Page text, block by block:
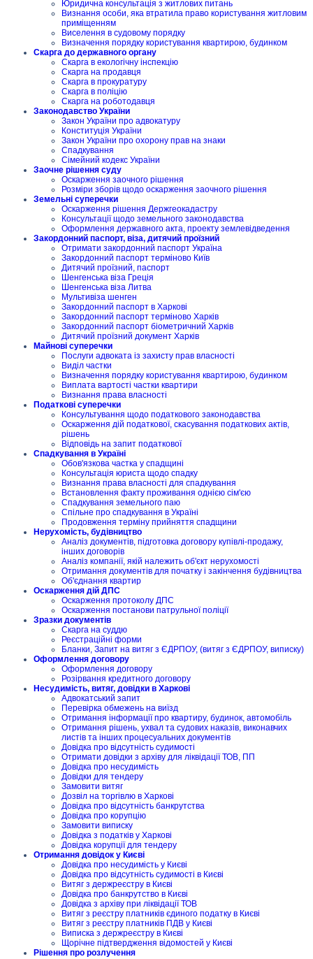
Юридична консультація з житлових питань
Визнання особи, яка втратила право користування житловим
приміщенням
Виселення в судовому порядку
Визначення порядку користування квартирою, будинком
Скарга до державного органу
Скарга в екологічну інспекцію
Скарга на продавця
Скарга в прокуратуру
Скарга в поліцію
Скарга на роботодавця
Законодавство України
Закон України про адвокатуру
Конституція України
Закон України про охорону прав на знаки
Спадкування
Сімейний кодекс України
Заочне рішення суду
Оскарження заочного рішення
Розміри зборів щодо оскарження заочного рішення
Земельні суперечки
Оскарження рішення Держгеокадастру
Консультації щодо земельного законодавства
Оформлення державного акта, проекту землевідведення
Закордонний паспорт, віза, дитячий проїзний
Отримати закордонний паспорт Україна
Закордонний паспорт терміново Київ
Дитячий проїзний, паспорт
Шенгенська віза Греція
Шенгенська віза Литва
Мультивіза шенген
Закордонний паспорт в Харкові
Закордонний паспорт терміново Харків
Закордонний паспорт біометричний Харків
Дитячий проїзний документ Харків
Майнові суперечки
Послуги адвоката із захисту прав власності
Виділ частки
Визначення порядку користування квартирою, будинком
Виплата вартості частки квартири
Визнання права власності
Податкові суперечки
Консультування щодо податкового законодавства
Оскарження дій податкової, скасування податкових актів,
рішень
Відповідь на запит податкової
Спадкування в Україні
Обов'язкова частка у спадщині
Консультація юриста щодо спадку
Визнання права власності для спадкування
Встановлення факту проживання однією сім'єю
Спадкування земельного паю
Спільне про спадкування в Україні
Продовження терміну прийняття спадщини
Нерухомість, будівництво
Аналіз документів, підготовка договору купівлі-продажу,
інших договорів
Аналіз компанії, якій належить об'єкт нерухомості
Отримання документів для початку і закінчення будівництва
Об'єднання квартир
Оскарження дій ДПС
Оскарження протоколу ДПС
Оскарження постанови патрульної поліції
Зразки документів
Скарга на суддю
Реєстраційні форми
Бланки, Запит на витяг з ЄДРПОУ, (витяг з ЄДРПОУ, виписку)
Оформлення договору
Оформлення договору
Розірвання кредитного договору
Несудимість, витяг, довідки в Харкові
Адвокатський запит
Перевірка обмежень на виїзд
Отримання інформації про квартиру, будинок, автомобіль
Отримання рішень, ухвал та судових наказів, виконавчих
листів та інших процесуальних документів
Довідка про відсутність судимості
Отримати довідки з архіву для ліквідації ТОВ, ПП
Довідка про несудимість
Довідки для тендеру
Замовити витяг
Дозвіл на торгівлю в Харкові
Довідка про відсутність банкрутства
Довідка про корупцію
Замовити виписку
Довідка з податків у Харкові
Довідка корупції для тендеру
Отримання довідок у Києві
Довідка про несудимість у Києві
Довідка про відсутність судимості в Києві
Витяг з держреєстру в Києві
Довідка про банкрутство в Києві
Довідка з архіву при ліквідації ТОВ
Витяг з реєстру платників єдиного податку в Києві
Витяг з реєстру платників ПДВ у Києві
Виписка з держреєстру в Києві
Щорічне підтвердження відомостей у Києві
Рішення про розлучення